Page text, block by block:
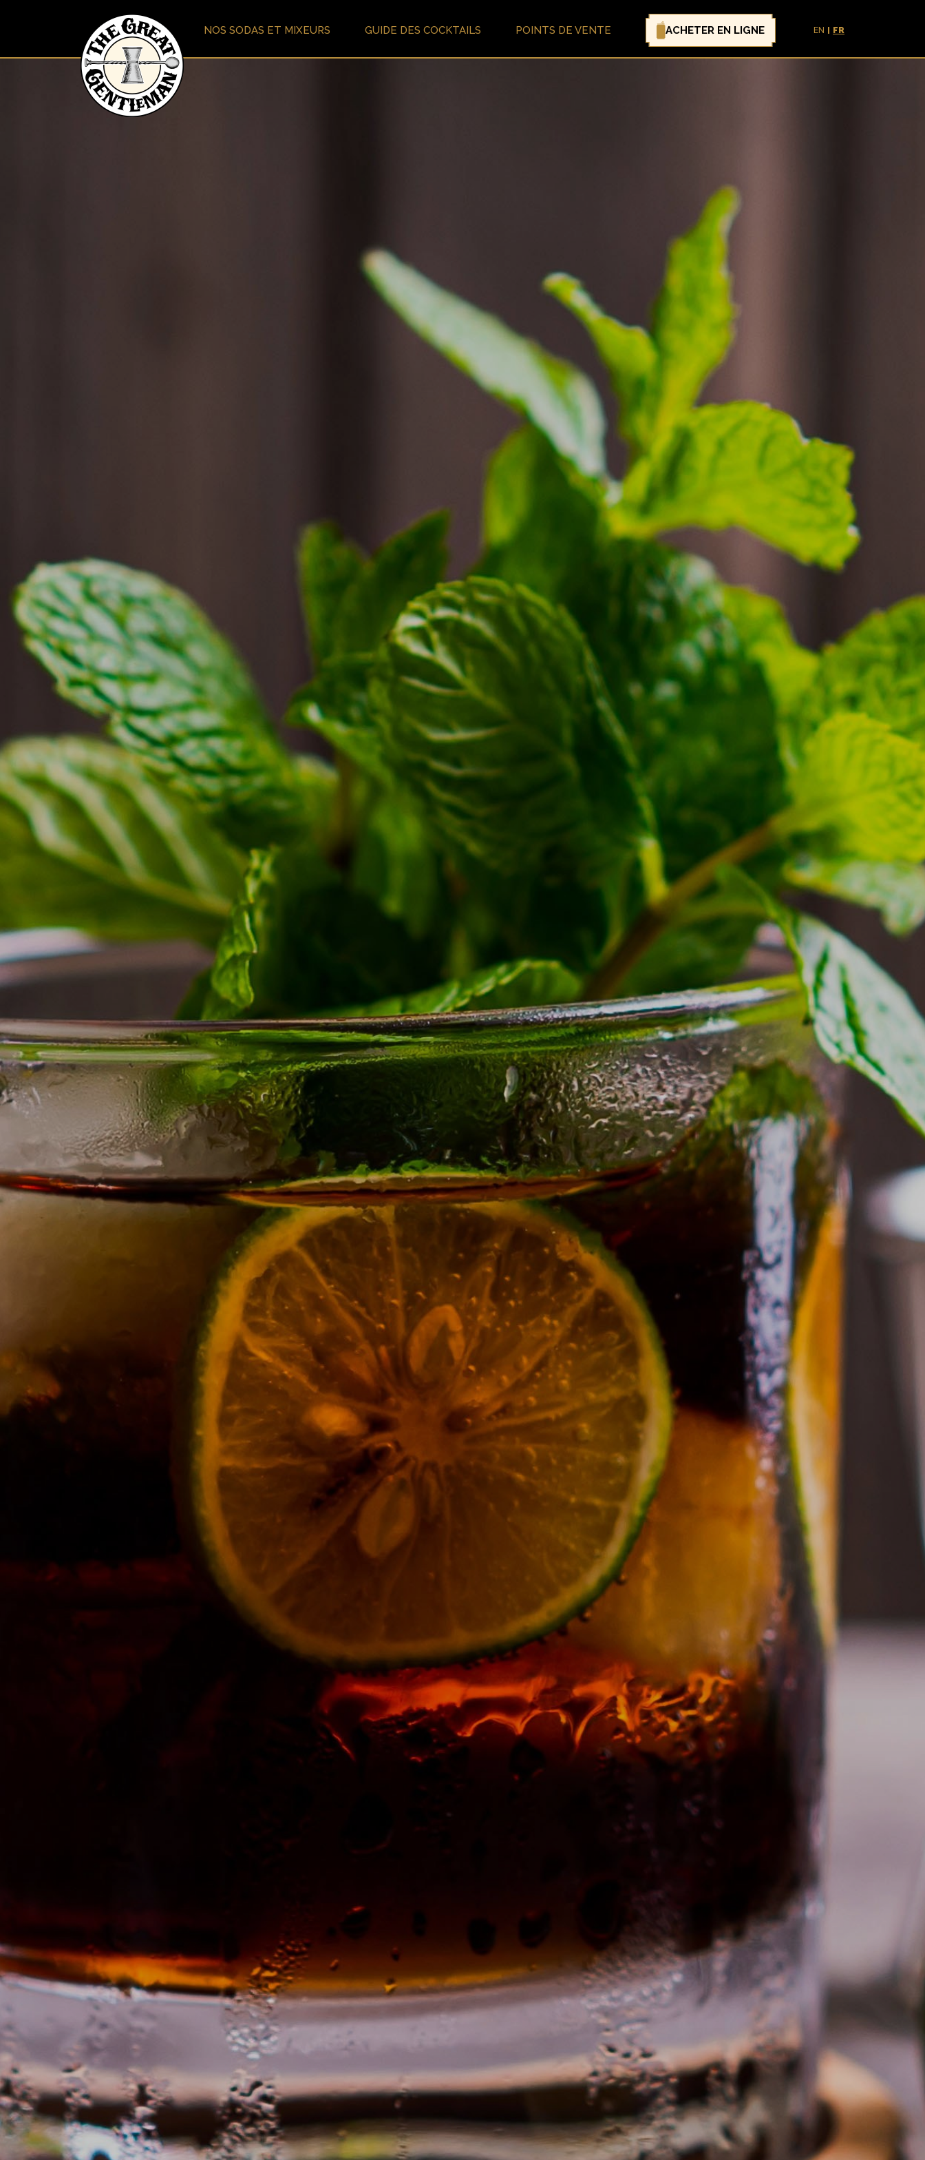
NOS SODAS ET MIXEURS GUIDE DES COCKTAILS POINTS DE VENTE ACHETER EN LIGNE EN FR